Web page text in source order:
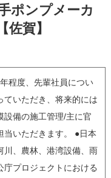
ポンプメーカ
賀】
程度、先輩社員につい
ていただき、将来的には
設備の施工管理/主に官
当いただきます。 ●日本
川、農林、港湾設備、雨
プロジェクトにおける